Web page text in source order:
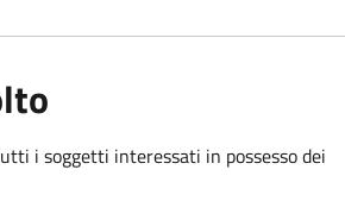
i soggetti interessati in possesso dei